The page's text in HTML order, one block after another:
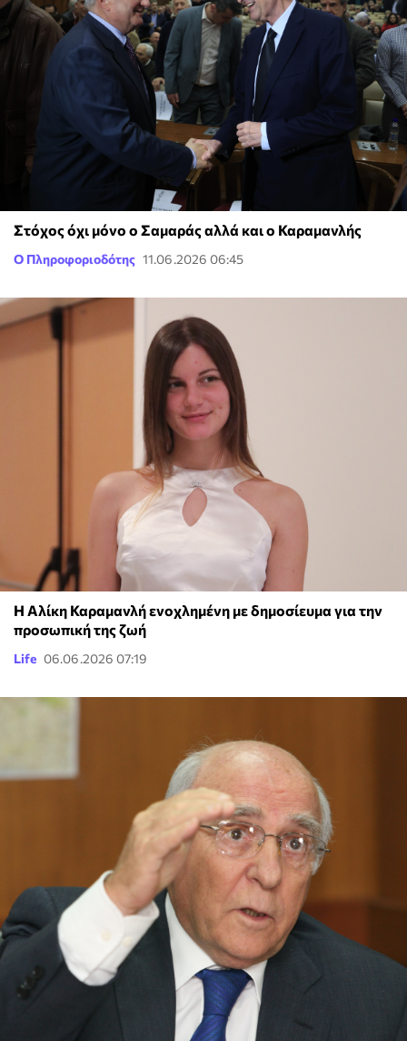
Στόχος όχι μόνο ο Σαμαράς αλλά και ο Καραμανλής
Ο Πληροφοριοδότης 11.06.2026 06:45
Η Αλίκη Καραμανλή ενοχλημένη με δημοσίευμα για την
προσωπική της ζωή
Life 06.06.2026 07:19